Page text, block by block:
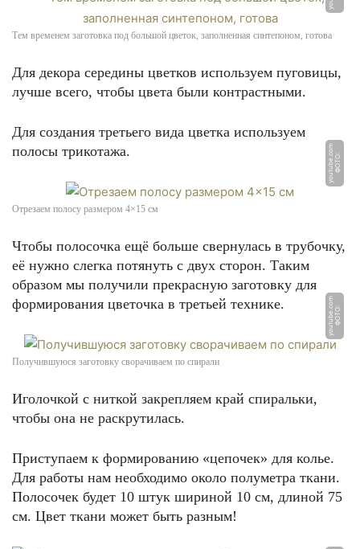
Тем временем заготовка под большой цветок, заполненная синтепоном, готова
Для декора середины цветков используем пуговицы,
лучше всего, чтобы цвета были контрастными.
Для создания третьего вида цветка используем
полосы трикотажа.
Ф
О
Т
О:
y
o
u
t
u
b
e.
c
o
m
Отрезаем полосу размером 4×15 см
Чтобы полосочка ещё больше свернулась в трубочку,
её нужно слегка потянуть с двух сторон. Таким
образом мы получили прекрасную заготовку для
формирования цветочка в третьей технике.
Ф
О
Т
О:
y
o
u
t
u
b
e.
c
o
m
Получившуюся заготовку сворачиваем по спирали
Иголочкой с ниткой закрепляем край спиральки,
чтобы она не раскрутилась.
Приступаем к формированию «цепочек» для колье.
Для работы нам необходимо около полуметра ткани.
Полосочек будет 10 штук шириной 10 см, длиной 75
см. Цвет ткани может быть разным!